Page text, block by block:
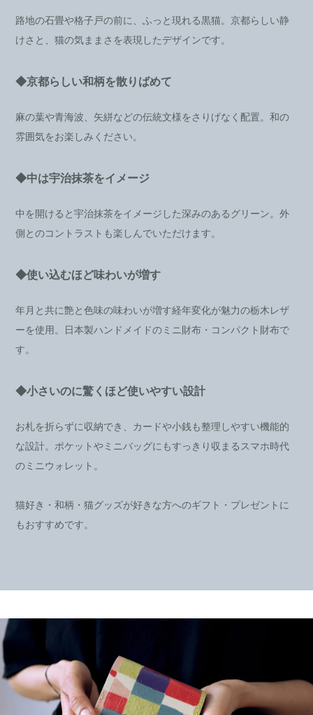
路地の石畳や格子戸の前に、ふっと現れる黒猫。京都らしい静
けさと、猫の気ままさを表現したデザインです。
◆京都らしい和柄を散りばめて
麻の葉や青海波、矢絣などの伝統文様をさりげなく配置。和の
雰囲気をお楽しみください。
◆中は宇治抹茶をイメージ
中を開けると宇治抹茶をイメージした深みのあるグリーン。外
側とのコントラストも楽しんでいただけます。
◆使い込むほど味わいが増す
年月と共に艶と色味の味わいが増す経年変化が魅力の栃木レザ
ーを使用。日本製ハンドメイドのミニ財布・コンパクト財布で
す。
◆小さいのに驚くほど使いやすい設計
お札を折らずに収納でき、カードや小銭も整理しやすい機能的
な設計。ポケットやミニバッグにもすっきり収まるスマホ時代
のミニウォレット。
猫好き・和柄・猫グッズが好きな方へのギフト・プレゼントに
もおすすめです。